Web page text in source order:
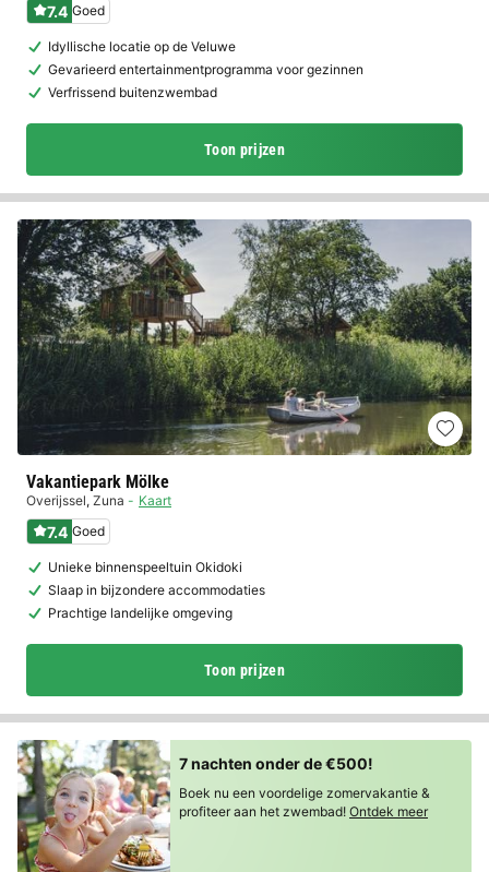
7.4 Goed
Idyllische locatie op de Veluwe
Gevarieerd entertainmentprogramma voor gezinnen
Verfrissend buitenzwembad
Toon prijzen
Vakantiepark Mölke
Overijssel, Zuna Kaart
7.4 Goed
Unieke binnenspeeltuin Okidoki
Slaap in bijzondere accommodaties
Prachtige landelijke omgeving
Toon prijzen
7 nachten onder de €500!
Boek nu een voordelige zomervakantie &
profiteer aan het zwembad! Ontdek meer